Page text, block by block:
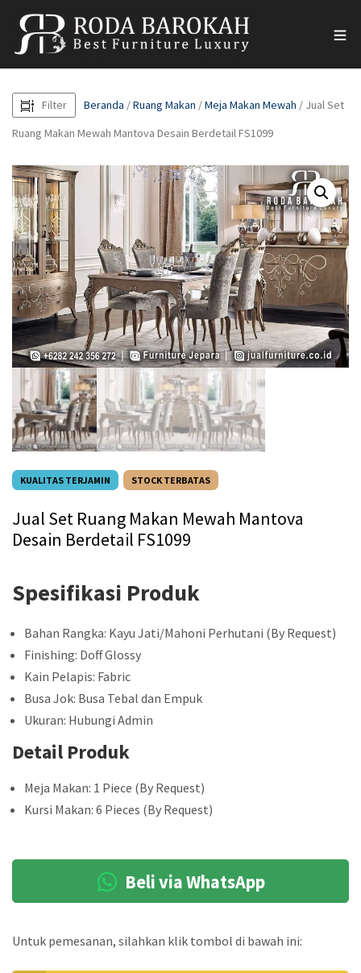
Filter Beranda /Ruang Makan /Meja Makan Mewah / Jual Set
Ruang Makan Mewah Mantova Desain Berdetail FS1099
KUALITAS TERJAMIN STOCK TERBATAS
Jual Set Ruang Makan Mewah Mantova
Desain Berdetail FS1099
Spesifikasi Produk
Bahan Rangka: Kayu Jati/Mahoni Perhutani (By Request)
Finishing: Doff Glossy
Kain Pelapis: Fabric
Busa Jok: Busa Tebal dan Empuk
Ukuran: Hubungi Admin
Detail Produk
Meja Makan: 1 Piece (By Request)
Kursi Makan: 6 Pieces (By Request)
Beli via WhatsApp
Untuk pemesanan, silahkan klik tombol di bawah ini: